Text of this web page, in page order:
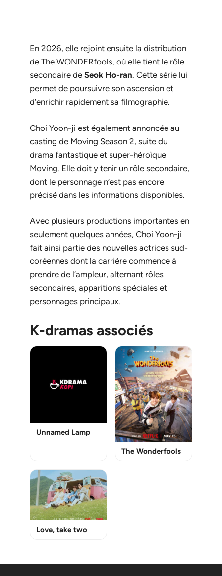
En 2026, elle rejoint ensuite la distribution
de The WONDERfools, où elle tient le rôle
secondaire de Seok Ho-ran. Cette série lui
permet de poursuivre son ascension et
d’enrichir rapidement sa filmographie.
Choi Yoon-ji est également annoncée au
casting de Moving Season 2, suite du
drama fantastique et super-héroïque
Moving. Elle doit y tenir un rôle secondaire,
dont le personnage n’est pas encore
précisé dans les informations disponibles.
Avec plusieurs productions importantes en
seulement quelques années, Choi Yoon-ji
fait ainsi partie des nouvelles actrices sud-
coréennes dont la carrière commence à
prendre de l’ampleur, alternant rôles
secondaires, apparitions spéciales et
personnages principaux.
K-dramas associés
Unnamed Lamp
The Wonderfools
Love, take two